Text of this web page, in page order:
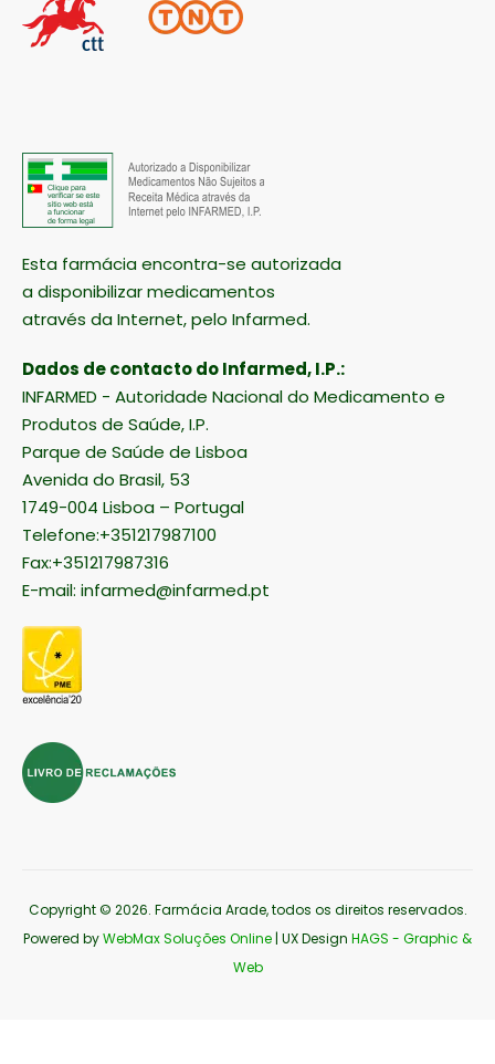
Esta farmácia encontra-se autorizada
a disponibilizar medicamentos
através da Internet, pelo Infarmed.
Dados de contacto do Infarmed, I.P.:
INFARMED - Autoridade Nacional do Medicamento e
Produtos de Saúde, I.P.
Parque de Saúde de Lisboa
Avenida do Brasil, 53
1749-004 Lisboa – Portugal
Telefone:+351217987100
Fax:+351217987316
E-mail: infarmed@infarmed.pt
Copyright © 2026. Farmácia Arade, todos os direitos reservados.
Powered byWebMax Soluções Online | UX Design HAGS - Graphic &
Web